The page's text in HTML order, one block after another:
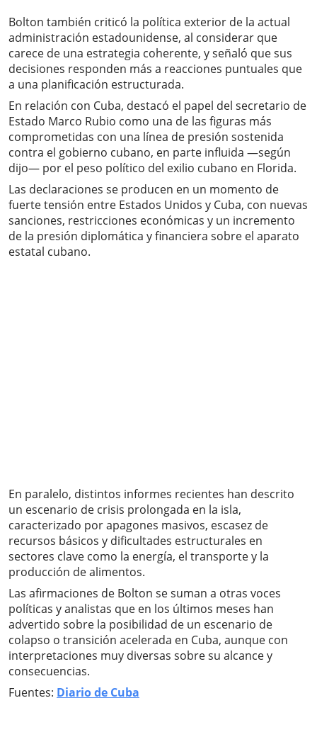
Bolton también criticó la política exterior de la actual
administración estadounidense, al considerar que
carece de una estrategia coherente, y señaló que sus
decisiones responden más a reacciones puntuales que
a una planificación estructurada.
En relación con Cuba, destacó el papel del secretario de
Estado Marco Rubio como una de las figuras más
comprometidas con una línea de presión sostenida
contra el gobierno cubano, en parte influida —según
dijo— por el peso político del exilio cubano en Florida.
Las declaraciones se producen en un momento de
fuerte tensión entre Estados Unidos y Cuba, con nuevas
sanciones, restricciones económicas y un incremento
de la presión diplomática y financiera sobre el aparato
estatal cubano.
En paralelo, distintos informes recientes han descrito
un escenario de crisis prolongada en la isla,
caracterizado por apagones masivos, escasez de
recursos básicos y dificultades estructurales en
sectores clave como la energía, el transporte y la
producción de alimentos.
Las afirmaciones de Bolton se suman a otras voces
políticas y analistas que en los últimos meses han
advertido sobre la posibilidad de un escenario de
colapso o transición acelerada en Cuba, aunque con
interpretaciones muy diversas sobre su alcance y
consecuencias.
Fuentes: Diario de Cuba